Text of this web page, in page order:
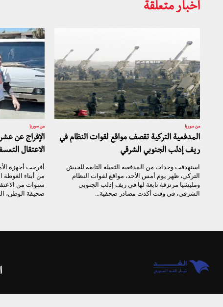
أخبار متعلقة
من سوريا
المدفعية التركية تقصف مواقع لقوات النظام في
ريف إدلب الجنوبي الشرقي
استهدفت وحدات من المدفعية الثقيلة التابعة للجيش
التركي، ظهر يوم أمس الأحد، مواقع لقوات النظام
ومليشيا مرتزقة تابعة لها في ريف إدلب الجنوبي
الشرقي، في وقت أكدت مصادر صحفية...
من سوريا
الإفراج عن
الاعتقال
أفرجت أجهزة
من أبناء
سنوات من
صحيفة الوطن،